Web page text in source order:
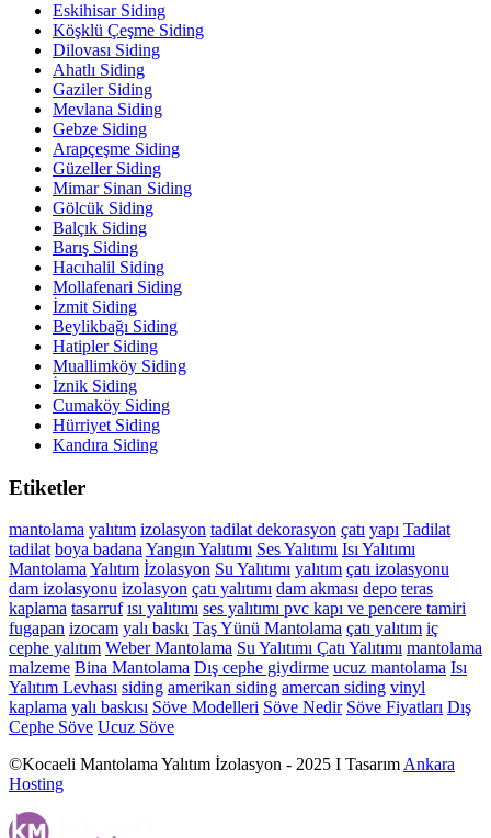
Eskihisar Siding
Köşklü Çeşme Siding
Dilovası Siding
Ahatlı Siding
Gaziler Siding
Mevlana Siding
Gebze Siding
Arapçeşme Siding
Güzeller Siding
Mimar Sinan Siding
Gölcük Siding
Balçık Siding
Barış Siding
Hacıhalil Siding
Mollafenari Siding
İzmit Siding
Beylikbağı Siding
Hatipler Siding
Muallimköy Siding
İznik Siding
Cumaköy Siding
Hürriyet Siding
Kandıra Siding
Etiketler
mantolama yalıtım izolasyon tadilatdekorasyon çatı yapı Tadilat
tadilat boya badanaYangın Yalıtımı Ses Yalıtımı Isı Yalıtımı
MantolamaYalıtım İzolasyon Su Yalıtımı yalıtım çatı izolasyonu
dam izolasyonu izolasyon çatı yalıtımı dam akması depo teras
kaplama tasarruf ısı yalıtımı ses yalıtımı pvc kapı ve pencere tamiri
fugapan izocam yalı baskı Taş Yünü Mantolama çatı yalıtım iç
cephe yalıtım Weber Mantolama Su Yalıtımı Çatı Yalıtımı mantolama
malzeme Bina Mantolama Dış cephe giydirme ucuz mantolama Isı
Yalıtım Levhası siding amerikan siding amercan siding vinyl
kaplama yalı baskısı Söve Modelleri Söve Nedir Söve Fiyatları Dış
Cephe Söve Ucuz Söve
©Kocaeli Mantolama Yalıtım İzolasyon - 2025 I TasarımAnkara
Hosting